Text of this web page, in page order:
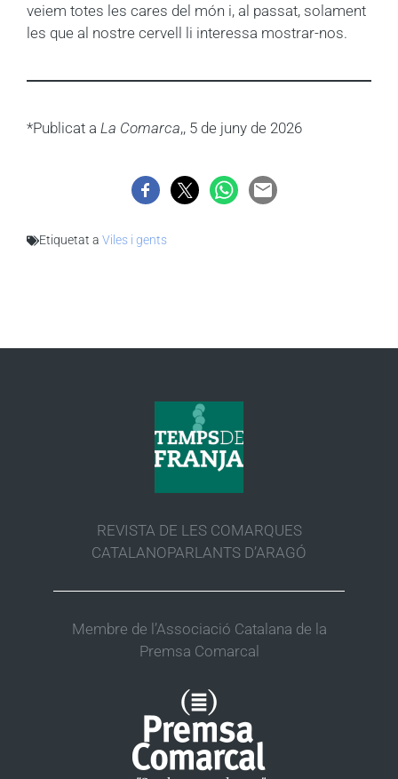
veiem totes les cares del món i, al passat, solament
les que al nostre cervell li interessa mostrar-nos.
*Publicat a La Comarca,, 5 de juny de 2026
Etiquetat a Viles i gents
REVISTA DE LES COMARQUES
CATALANOPARLANTS D’ARAGÓ
Membre de l’Associació Catalana de la
Premsa Comarcal